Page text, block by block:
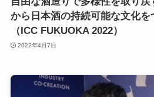
から日本酒の持続可能な文化を
（ICC FUKUOKA 2022）
2022年4月7日